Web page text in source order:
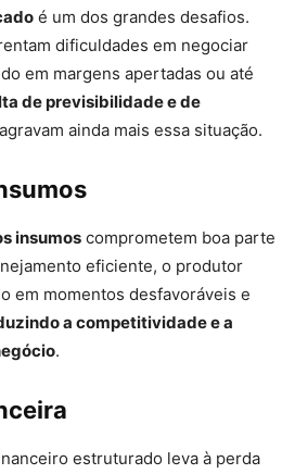
é um dos grandes desafios.
dificuldades em negociar
em margens apertadas ou até
de previsibilidade e de
agravam ainda mais essa situação.
insumos comprometem boa parte
eficiente, o produtor
em momentos desfavoráveis e
a competitividade e a
.
estruturado leva à perda